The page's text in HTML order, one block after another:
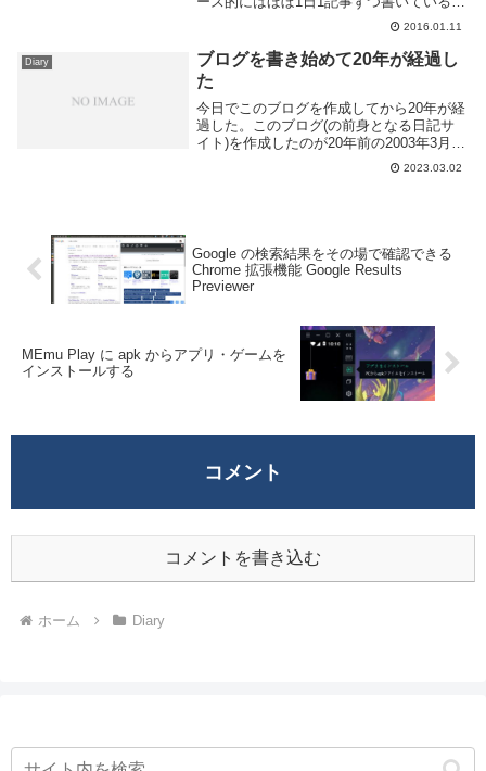
久しぶりに振り返ってみよう。ちなみに一
年間続けた時の日記はこちらアクセス数の
推移順調に、というわけではないが今年一
年は微妙...
2016.01.11
Diary
ブログを書き始めて20年が経過し
た
今日でこのブログを作成してから20年が経
過した。このブログ(の前身となる日記サ
イト)を作成したのが20年前の2003年3月2
日で当時はまだ高校生だった、ここまで続
けられるとは全然考えていなかったがよく
2023.03.02
Google の検索結果をその場で確認できる
Chrome 拡張機能 Google Results
Previewer
MEmu Play に apk からアプリ・ゲームを
インストールする
コメント
コメントを書き込む
ホーム Diary